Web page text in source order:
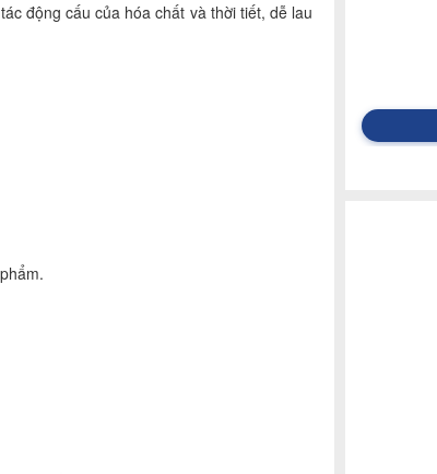
động cấu của hóa chất và thời tiết, dễ lau